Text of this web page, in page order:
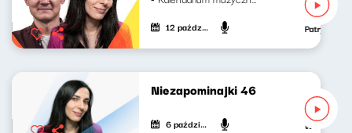
12 października 2024 Patryk
Niezapominajki 46
6 października 2024 Weronika